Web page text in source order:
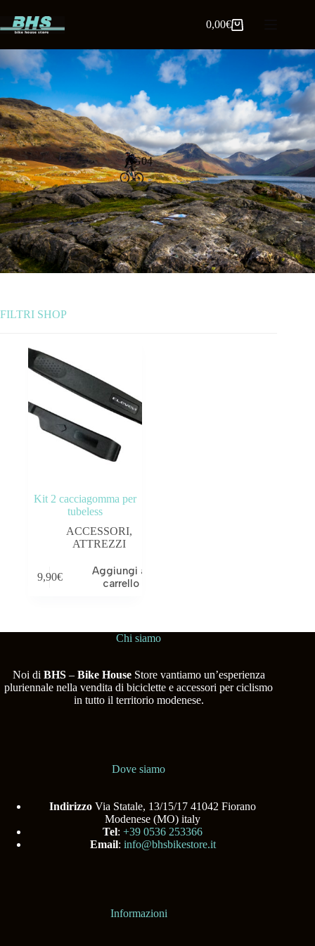
0,00€
CG04
FILTRI SHOP
Categorie prodotto
ABBIGLIAMENTO
ACCESSORI
OUTLET
Tag prodotto
Kit 2 cacciagomma per
tubeless
ACCESSORI,
ATTREZZI
9,90€
Aggiungi al
carrello
Chi siamo
Noi di BHS– Bike HouseStore vantiamo un’esperienza
pluriennale nella vendita di biciclette e accessori per ciclismo
in tutto il territorio modenese.
Dove siamo
Indirizzo Via Statale, 13/15/17 41042 Fiorano
Modenese (MO) italy
Tel:+39 0536 253366
Email: info@bhsbikestore.it
Informazioni